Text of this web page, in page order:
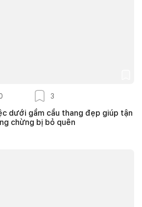
3
dưới gầm cầu thang đẹp giúp tận
chừng bị bỏ quên